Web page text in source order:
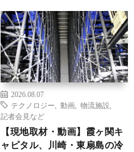
2026.08.07
テクノロジー
動画 物流施設
記者会見など
【現地取材・動画】霞ヶ関キ
ャピタル、川崎・東扇島の冷